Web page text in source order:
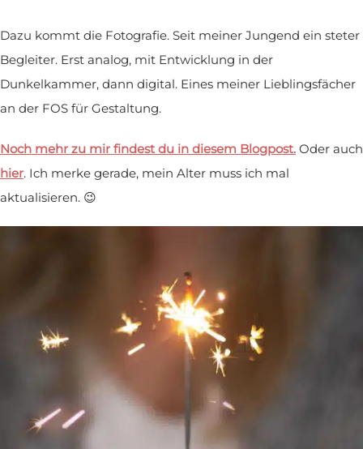
Dazu kommt die Fotografie. Seit meiner Jungend ein steter
Begleiter. Erst analog, mit Entwicklung in der
Dunkelkammer, dann digital. Eines meiner Lieblingsfächer
an der FOS für Gestaltung.
Noch mehr zu mir findest du in diesem Blogpost. Oder auch
hier. Ich merke gerade, mein Alter muss ich mal
aktualisieren. 😉